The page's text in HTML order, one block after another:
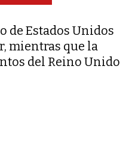
de Estados Unidos
mientras que la
del Reino Unido